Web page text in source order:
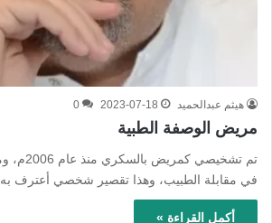
هيثم عبدالحميد 2023-07-18
0
مريض الوصفة الطبية
تم تشخيصي
في مقابلة الطبيب، وهذا تقصير شخصي أعترف
أكمل القراءة »